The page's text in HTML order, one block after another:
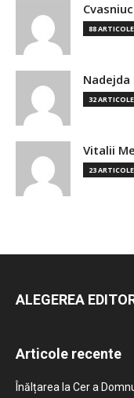
88 ARTICOLE
Nadejda
32 ARTICOLE
Vitalii
23 ARTICOLE
ALEGEREA
Articole recente
Înălțarea la Cer a